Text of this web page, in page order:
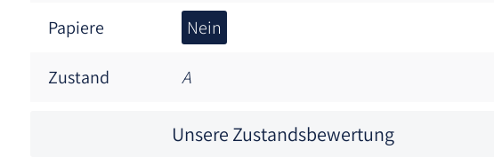
Papiere Nein
Zustand A
Unsere Zustandsbewertung